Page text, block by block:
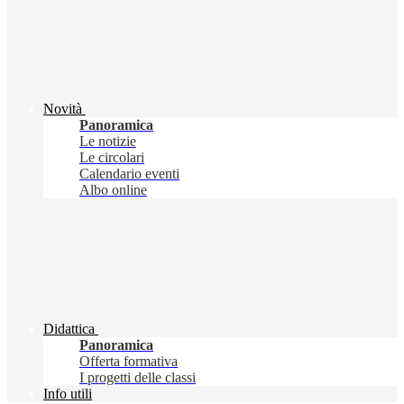
Novità
Panoramica
Le notizie
Le circolari
Calendario eventi
Albo online
Didattica
Panoramica
Offerta formativa
I progetti delle classi
Info utili